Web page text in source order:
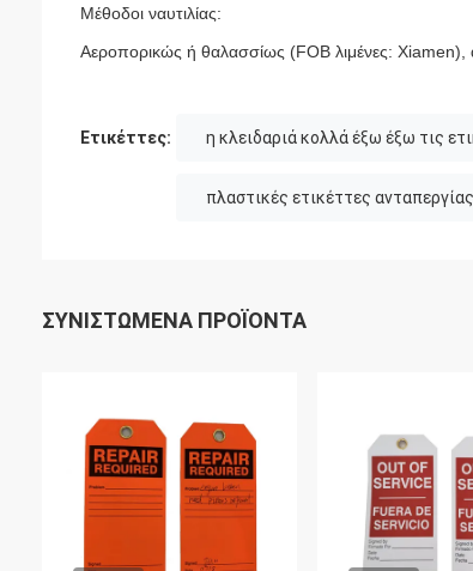
Μέθοδοι ναυτιλίας:
Αεροπορικώς ή θαλασσίως (FOB λιμένες:
Ετικέττες: η κλειδαριά κολλά έξω έξω τις
πλαστικές ετικέττες ανταπεργίας
ΣΥΝΙΣΤΏΜΕΝΑ ΠΡΟΪΌΝΤΑ